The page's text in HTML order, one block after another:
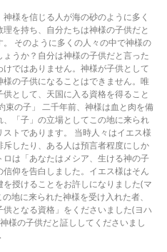
様を信じる人が海の砂のように多く
を持ち、自分たちは神様の子供だと
そのように多くの人々の中で神様の
うか？自分は神様の子供だと言った
ではありません。神様が子供として
の子供になることはできません。唯
として、天国に入る資格を得ること
束の子」 二千年前、神様は血と肉を備
「子」の立場としてこの地に来られ
トであります。 当時人々はイエス様
したり、ある人は預言者程度にしか
は「あなたはメシア、生ける神の子
仰を告白しました。イエス様はそん
授けることをお許しになりました(マ
地に来られた神様を受け入れた者、
となる資格」をくださいました(ヨハ
様の子供だと証ししてくださいまし